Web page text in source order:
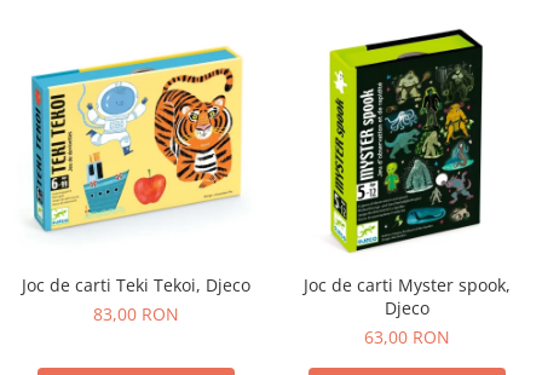
Joc de carti Teki Tekoi, Djeco
83,00 RON
Joc de carti Myster spook,
Djeco
63,00 RON